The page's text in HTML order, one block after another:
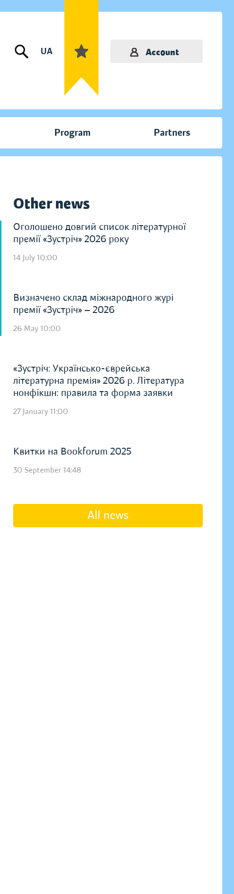
UA Account
Program Partners
Other news
Оголошено довгий список літературної
премії «Зустріч» 2026 року
14 July 10:00
Визначено склад міжнародного журі
премії «Зустріч» — 2026
26 May 10:00
«Зустріч: Українсько-єврейська
літературна премія» 2026 р. Література
нонфікшн: правила та форма заявки
27 January 11:00
Квитки на Bookforum 2025
30 September 14:48
All news